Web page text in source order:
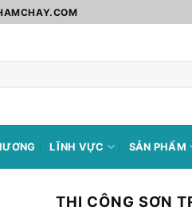
LĨNH VỰC SẢN PHẨM
THI CÔNG SƠN